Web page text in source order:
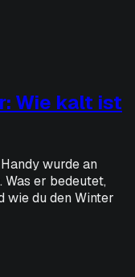
Wie kalt ist
wurde an
Was er bedeutet,
wie du den Winter